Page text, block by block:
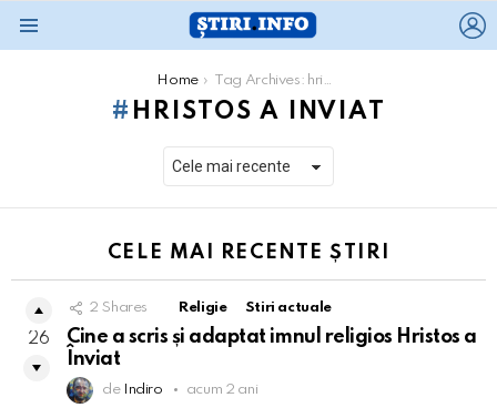
Home Tag Archives: hristos a inviat
HRISTOS A INVIAT
CELE MAI RECENTE ȘTIRI
2 Shares Religie Stiri actuale
Cine a scris și adaptat imnul religios Hristos a
Înviat
de Indiro acum 2 ani
26